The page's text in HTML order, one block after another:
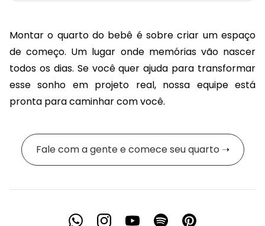
Montar o quarto do bebê é sobre criar um espaço
de começo. Um lugar onde memórias vão nascer
todos os dias. Se você quer ajuda para transformar
esse sonho em projeto real, nossa equipe está
pronta para caminhar com você.
Fale com a gente e comece seu quarto ➝